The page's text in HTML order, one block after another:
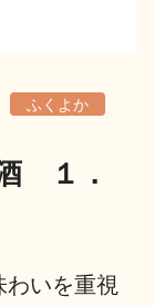
ふくよか
１．
わいを重視